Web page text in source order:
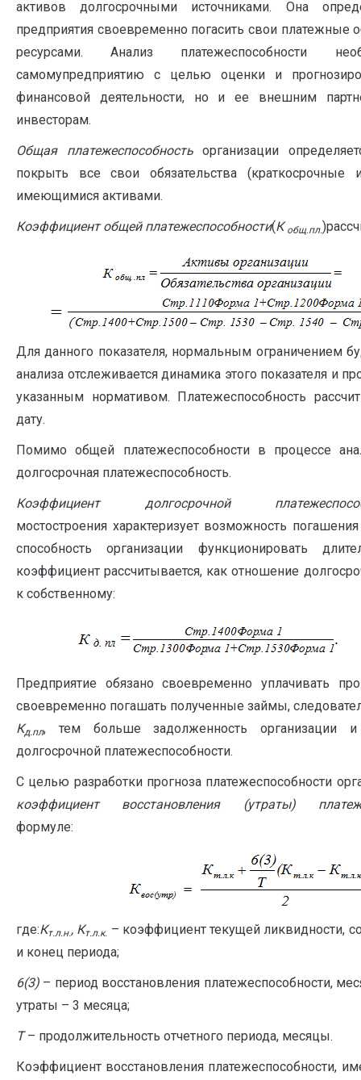
активов долгосрочными источниками. Она
предприятия своевременно погасить свои платежные
ресурсами. Анализ платежеспособности
самомупредприятию с целью оценки и
финансовой деятельности, но и ее внешним
инвесторам.
Общая платежеспособностьорганизации
покрыть все свои обязательства (краткосрочные
имеющимися активами.
Коэффициент общей платежеспособности(Кобщ.пл.
Для данного показателя, нормальным ограничением
анализа отслеживается динамика этого показателя и
указанным нормативом. Платежеспособность
дату.
Помимо общей платежеспособности в процессе
долгосрочная платежеспособность.
Коэффициент долгосрочной
мостостроения характеризует возможность
способность организации функционировать
коэффициент рассчитывается, как отношение
к собственному:
Предприятие обязано своевременно уплачивать
своевременно погашать полученные займы,
Кд.пл, тем больше задолженность организации
долгосрочной платежеспособности.
С целью разработки прогноза платежеспособности
коэффициент восстановления (утраты)
формуле:
где:Кт.л.н. , Кт.л.к. – коэффициент текущей ликвидности,
и конец периода;
6(3) – период восстановления платежеспособности,
утраты – 3 месяца;
Т– продолжительность отчетного периода, месяцы.
Коэффициент восстановления платежеспособности,